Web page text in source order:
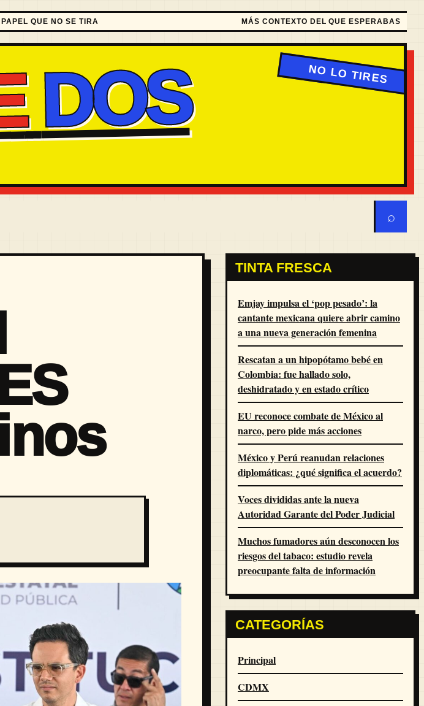
QUE NO SE TIRA MÁS CONTEXTO DEL QUE ESPERABAS
DOS
⌕
TINTA FRESCA
Emjay impulsa el ‘pop pesado’: la
cantante mexicana quiere abrir camino
a una nueva generación femenina
Rescatan a un hipopótamo bebé en
Colombia: fue hallado solo,
deshidratado y en estado crítico
EU reconoce combate de México al
narco, pero pide más acciones
México y Perú reanudan relaciones
diplomáticas: ¿qué significa el acuerdo?
Voces divididas ante la nueva
Autoridad Garante del Poder Judicial
Muchos fumadores aún desconocen los
riesgos del tabaco: estudio revela
preocupante falta de información
CATEGORÍAS
Principal
CDMX